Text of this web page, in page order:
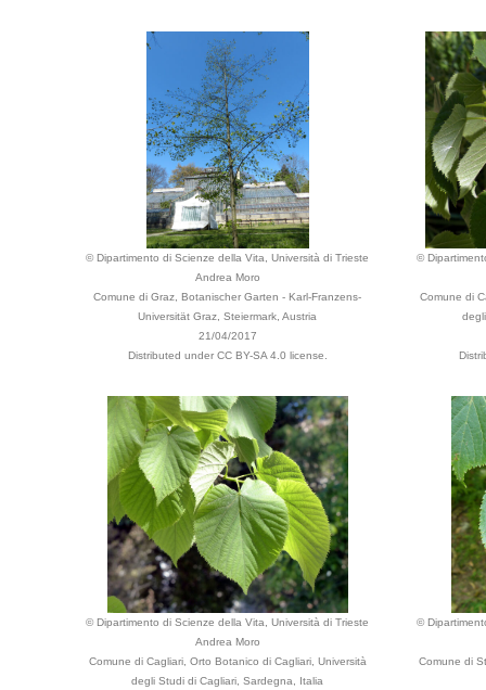
© Dipartimento di Scienze della Vita, Università di Trieste
Andrea Moro
Comune di Graz, Botanischer Garten - Karl-Franzens-
Universität Graz, Steiermark, Austria
21/04/2017
Distributed under CC BY-SA 4.0 license.
©
Comune di
© Dipartimento di Scienze della Vita, Università di Trieste
Andrea Moro
Comune di Cagliari, Orto Botanico di Cagliari, Università
degli Studi di Cagliari, Sardegna, Italia
©
Comune di